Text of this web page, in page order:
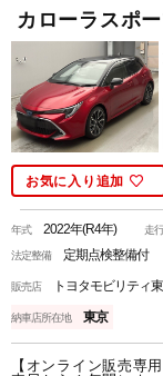
カローラスポ
お気に入り追加
年式2022年(R4年) 走
法定整備定期点検整備付
販売店トヨタモビリティ
納車店所在地東京
【オンライン販売専